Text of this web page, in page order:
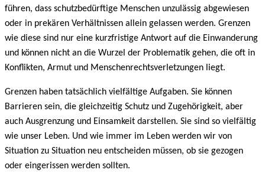
führen, dass schutzbedürftige Menschen unzulässig abgewiesen
oder in prekären Verhältnissen allein gelassen werden. Grenzen
wie diese sind nur eine kurzfristige Antwort auf die Einwanderung
und können nicht an die Wurzel der Problematik gehen, die oft in
Konflikten, Armut und Menschenrechtsverletzungen liegt.
Grenzen haben tatsächlich vielfältige Aufgaben. Sie können
Barrieren sein, die gleichzeitig Schutz und Zugehörigkeit, aber
auch Ausgrenzung und Einsamkeit darstellen. Sie sind so vielfältig
wie unser Leben. Und wie immer im Leben werden wir von
Situation zu Situation neu entscheiden müssen, ob sie gezogen
oder eingerissen werden sollten.